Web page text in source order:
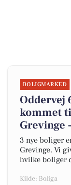
BOLIGMARKED
Oddervej
kommet
Grevinge
3 nye boliger
Grevinge. Vi
hvilke boliger
Kilde: Boliga